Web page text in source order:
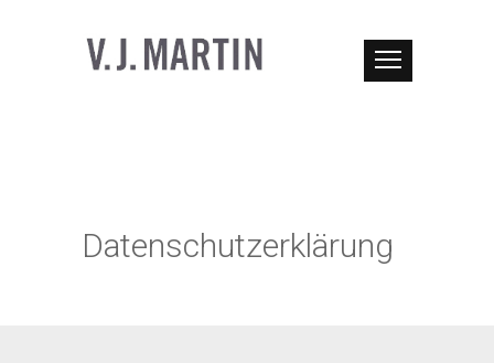
Datenschutzerklärung